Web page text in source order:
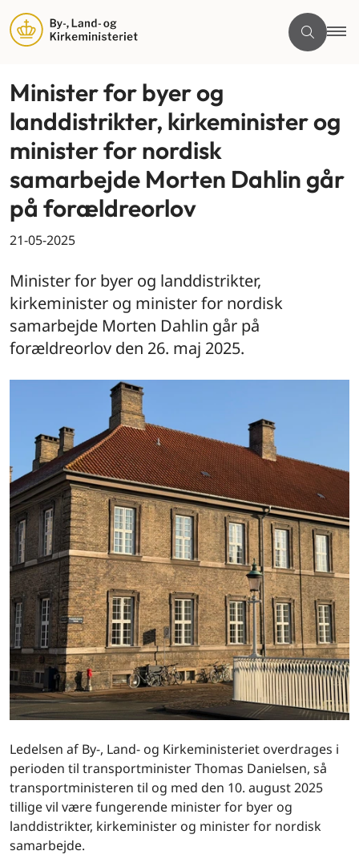
Minister for byer og
landdistrikter, kirkeminister og
minister for nordisk
samarbejde Morten Dahlin går
på forældreorlov
21-05-2025
Minister for byer og landdistrikter,
kirkeminister og minister for nordisk
samarbejde Morten Dahlin går på
forældreorlov den 26. maj 2025.
Ledelsen af By-, Land- og Kirkeministeriet overdrages i
perioden til transportminister Thomas Danielsen, så
transportministeren til og med den 10. august 2025
tillige vil være fungerende minister for byer og
landdistrikter, kirkeminister og minister for nordisk
samarbejde.